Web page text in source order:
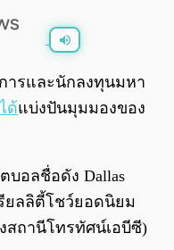
ารและนักลงทุนมหา
ด้แบ่งปันมุมมองของ
บอลชื่อดัง Dallas
รียลลิตี้โชว์ยอดนิยม
สถานีโทรทัศน์เอบีซี)